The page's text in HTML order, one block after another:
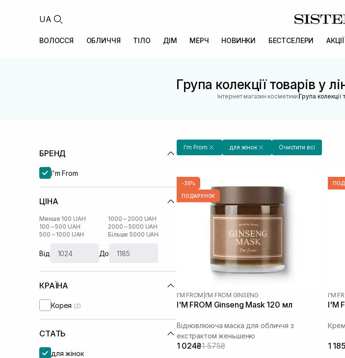
UA
ВОЛОССЯ ОБЛИЧЧЯ ТІЛО ДІМ МЕРЧ НОВИНКИ БЕСТСЕЛЕРИ
Група колекції товарів у
Інтернет магазин косметики |Група колекції
БРЕНД
I'm From
ЦІНА
Менше 100 UAH
100 – 500 UAH
500 – 1000 UAH
1000 – 2000 UAH
2000 – 5000 UAH
Більше 5000 UAH
Від До
КРАЇНА
Корея (2)
СТАТЬ
для жінок
I'm From для жінок Очистити всі
-35%
ПОДАРУНОК
I'M FROM I'M FROM GINSENG
I'M FROM Ginseng Mask 120 мл
Відновлююча маска для обличчя з
екстрактом женьшеню
1 024₴1 575₴
I'M
I'M
1